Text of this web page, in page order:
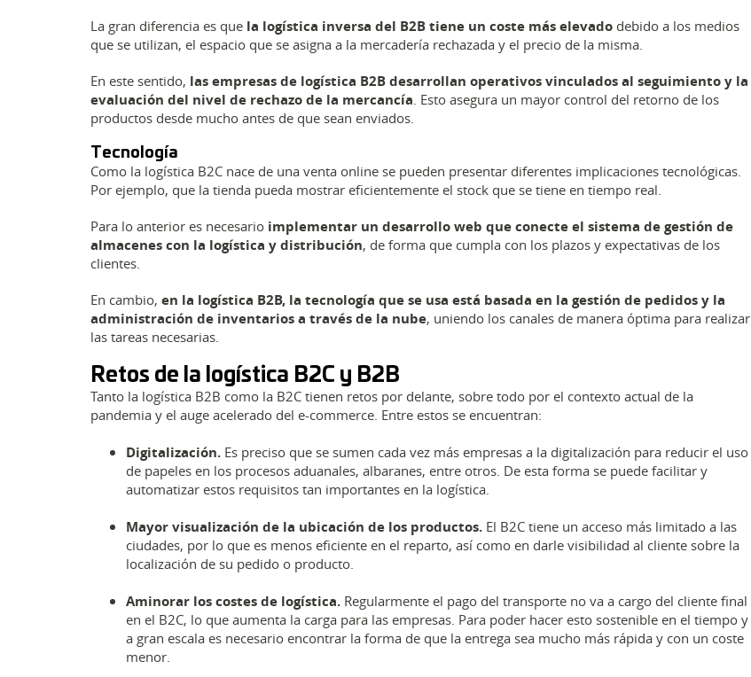
La gran diferencia es que la logística inversa del B2B tiene un coste más elevado debido a los medios
que se utilizan, el espacio que se asigna a la mercadería rechazada y el precio de la misma.
En este sentido, las empresas de logística B2B desarrollan operativos vinculados al seguimiento y la
evaluación del nivel de rechazo de la mercancía . Esto asegura un mayor control del retorno de los
productos desde mucho antes de que sean enviados.
Tecnología
Como la logística B2C nace de una venta online se pueden presentar diferentes implicaciones tecnológicas.
Por ejemplo, que la tienda pueda mostrar eficientemente el stock que se tiene en tiempo real.
Para lo anterior es necesario implementar un desarrollo web que conecte el sistema de gestión de
almacenes con la logística y distribución, de forma que cumpla con los plazos y expectativas de los
clientes.
En cambio, en la logística B2B, la tecnología que se usa está basada en la gestión de pedidos y la
administración de inventarios a través de la nube, uniendo los canales de manera óptima para realizar
las tareas necesarias.
Retos de la logística B2C y B2B
Tanto la logística B2B como la B2C tienen retos por delante, sobre todo por el contexto actual de la
pandemia y el auge acelerado del e-commerce. Entre estos se encuentran:
Digitalización. Es preciso que se sumen cada vez más empresas a la digitalización para reducir el uso
de papeles en los procesos aduanales, albaranes, entre otros. De esta forma se puede facilitar y
automatizar estos requisitos tan importantes en la logística.
Mayor visualización de la ubicación de los productos. El B2C tiene un acceso más limitado a las
ciudades, por lo que es menos eficiente en el reparto, así como en darle visibilidad al cliente sobre la
localización de su pedido o producto.
Aminorar los costes de logística. Regularmente el pago del transporte no va a cargo del cliente final
en el B2C, lo que aumenta la carga para las empresas. Para poder hacer esto sostenible en el tiempo y
a gran escala es necesario encontrar la forma de que la entrega sea mucho más rápida y con un coste
menor.